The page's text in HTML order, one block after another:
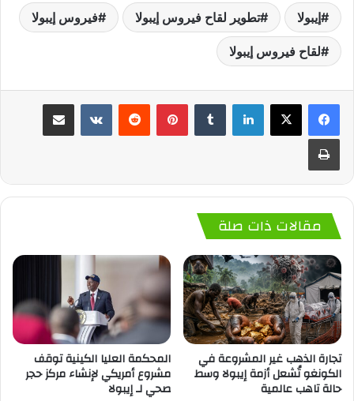
إيبولا تطوير لقاح فيروس إيبولا فيروس إيبولا
لقاح فيروس إيبولا
لينكدإن بينتيريست
مقالات ذات صلة
تجارة الذهب غير المشروعة في
الكونغو تُشعل أزمة إيبولا وسط
حالة تاهب عالمية
المحكمة العليا الكينية توقف
مشروع أمريكي لإنشاء مركز حجر
صحي لـ إيبولا